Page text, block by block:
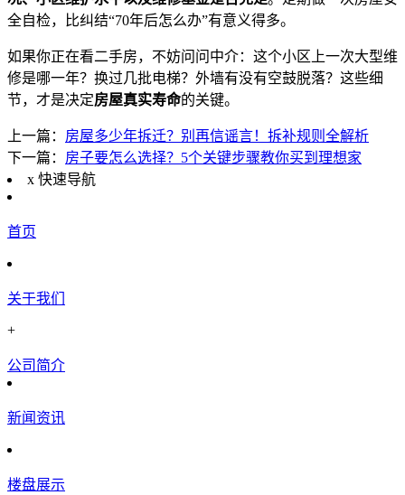
全自检，比纠结“70年后怎么办”有意义得多。
如果你正在看二手房，不妨问问中介：这个小区上一次大型维
修是哪一年？换过几批电梯？外墙有没有空鼓脱落？这些细
节，才是决定房屋真实寿命的关键。
上一篇： 房屋多少年拆迁？别再信谣言！拆补规则全解析
下一篇： 房子要怎么选择？5个关键步骤教你买到理想家
x 快速导航
首页
关于我们
+
公司简介
新闻资讯
楼盘展示